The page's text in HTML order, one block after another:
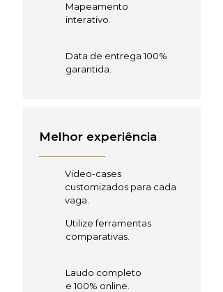
Mapeamento
interativo.
Data de entrega 100%
garantida.
Melhor experiência
Video-cases
customizados para cada
vaga.
Utilize ferramentas
comparativas.
Laudo completo
e 100% online.